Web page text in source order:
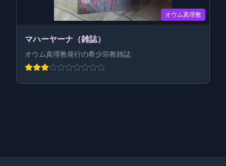
オウム真理教
マハーヤーナ（雑誌）
オウム真理教発行の希少宗教雑誌